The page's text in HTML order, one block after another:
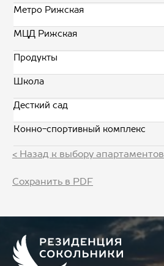
Метро Рижская
МЦД Рижская
Продукты
Школа
Десткий сад
Конно-спортивный комплекс
< Назад к выбору апартаментов
Сохранить в PDF